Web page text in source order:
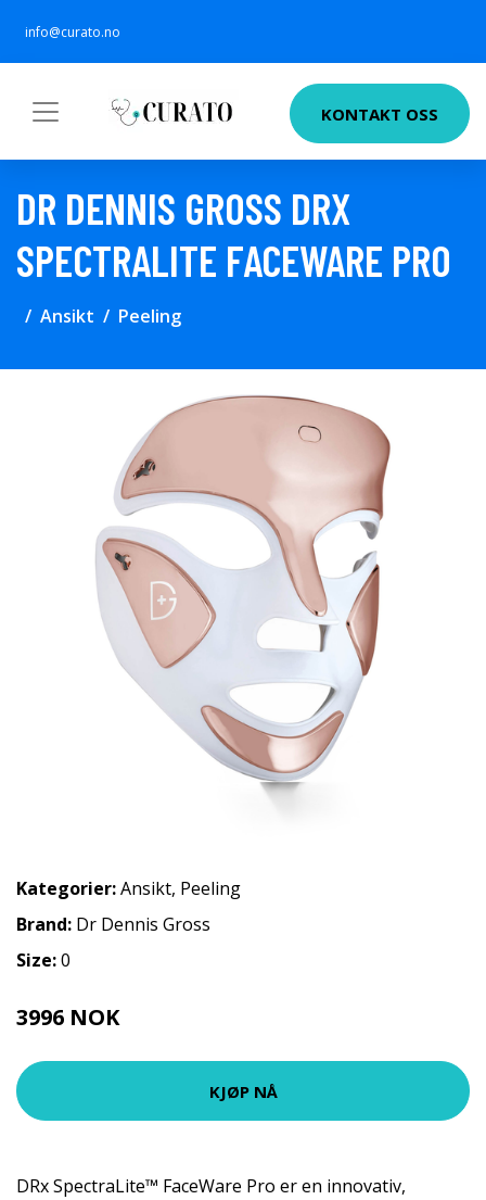
info@curato.no
KONTAKT OSS
DR DENNIS GROSS DRX
SPECTRALITE FACEWARE PRO
Ansikt Peeling
Kategorier:Ansikt, Peeling
Brand: Dr Dennis Gross
Size:0
3996 NOK
KJØP NÅ
DRx SpectraLite™ FaceWare Pro er en innovativ,